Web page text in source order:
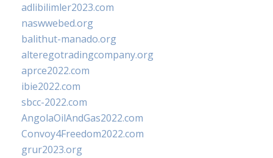
adlibilimler2023.com
naswwebed.org
balithut-manado.org
alteregotradingcompany.org
aprce2022.com
ibie2022.com
sbcc-2022.com
AngolaOilAndGas2022.com
Convoy4Freedom2022.com
grur2023.org